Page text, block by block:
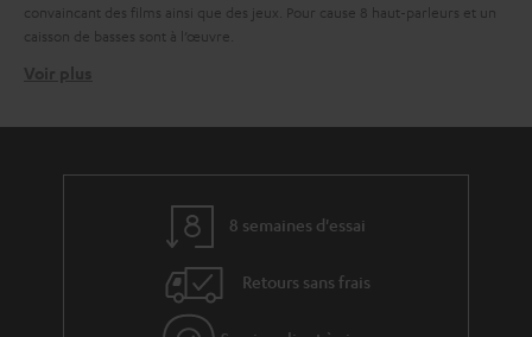
convaincant des films ainsi que des jeux. Pour cause 8 haut-parleurs et un
caisson de basses sont à l’œuvre.
du Line-In, une entrée numérique optique et une télécommande.
Du reste, la petite Teufel est également utilisable
puisqu’elle dispose d’une carte son intégrée. Si vous partez
en voyage, vous pouvez donc prendre la barre de son avec vous et la
brancher à n’importe quel téléviseur via HDMI ou jouer vos musiques via
8 semaines d'essai
Retours sans frais